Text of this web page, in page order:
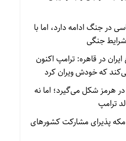
در جنگ ادامه دارد، اما با
شرایط جنگی
در قاهره: ترامپ اکنون
که خودش ویران کرد
در هرمز شکل می‌گیرد؛ اما نه
ترامپ
مکه پذیرای مشارکت کشورهای